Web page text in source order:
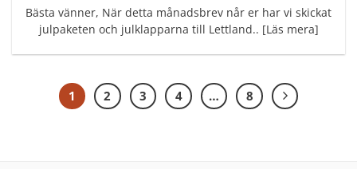
Bästa vänner, När detta månadsbrev når er har vi skickat
julpaketen och julklapparna till Lettland.. [Läs mera]
1 2 3 4 … 8